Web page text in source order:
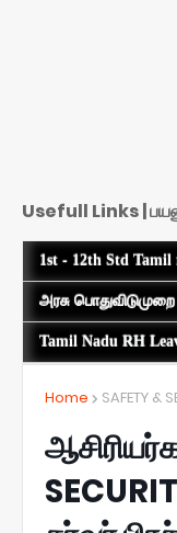
Usefull Links |
1st - 12th Std Tamil
அரசு
Tamil Nadu RH
Home SAFETY &